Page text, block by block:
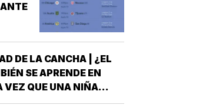
DE LA CANCHA | ¿EL
SE APRENDE EN
VEZ QUE UNA NIÑA
CANCHA CON UN BALÓN